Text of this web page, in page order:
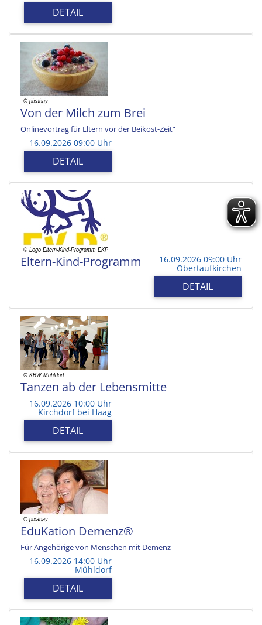
DETAIL
Von der Milch zum Brei
Onlinevortrag für Eltern vor der Beikost-Zeit“
16.09.2026 09:00 Uhr
DETAIL
Eltern-Kind-Programm 16.09.2026 09:00 Uhr
Obertaufkirchen
DETAIL
Tanzen ab der Lebensmitte
16.09.2026 10:00 Uhr
Kirchdorf bei Haag
DETAIL
EduKation Demenz®
Für Angehörige von Menschen mit Demenz
16.09.2026 14:00 Uhr
Mühldorf
DETAIL